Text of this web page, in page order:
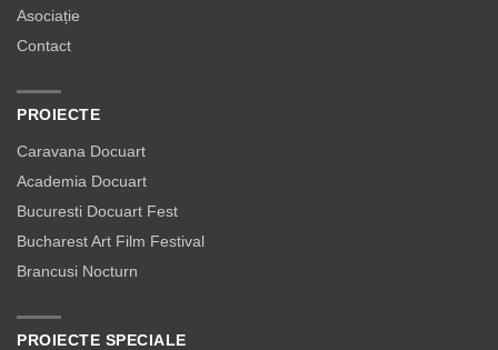
Asociație
Contact
PROIECTE
Caravana Docuart
Academia Docuart
Bucuresti Docuart Fest
Bucharest Art Film Festival
Brancusi Nocturn
PROIECTE SPECIALE